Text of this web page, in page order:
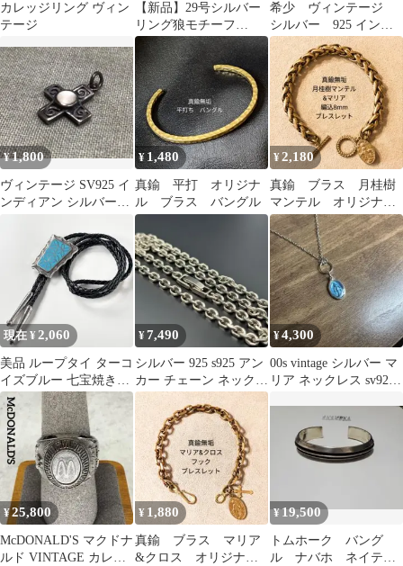
カレッジリング ヴィン
テージ
【新品】29号シルバー
リング狼モチーフ
SilverRingWolf Design
希少 ヴィンテージ
シルバー 925 インレ
イ デザイン スクエ
ア シグネット
¥1,800
ヴィンテージ SV925 イ
ンディアン シルバーネ
¥1,480
真鍮 平打 オリジナ
ル ブラス バングル
¥2,180
真鍮 ブラス 月桂樹
マンテル オリジナ
ル マリア ヴィンテ
ージ ブレスレット
現在 ¥2,060
美品 ループタイ ターコ
イズブルー 七宝焼き風
装飾 シルバーカラー
¥7,490
シルバー 925 s925 アン
カー チェーン ネックレ
ス 刻印 シンプル 45
¥4,300
00s vintage シルバー マ
リア ネックレス sv925
¥25,800
McDONALD'S マクドナ
ルド VINTAGE カレッ
¥ 1,880
真鍮 ブラス マリア
&クロス オリジナ
¥19,500
トムホーク バング
ル ナバホ ネイティ